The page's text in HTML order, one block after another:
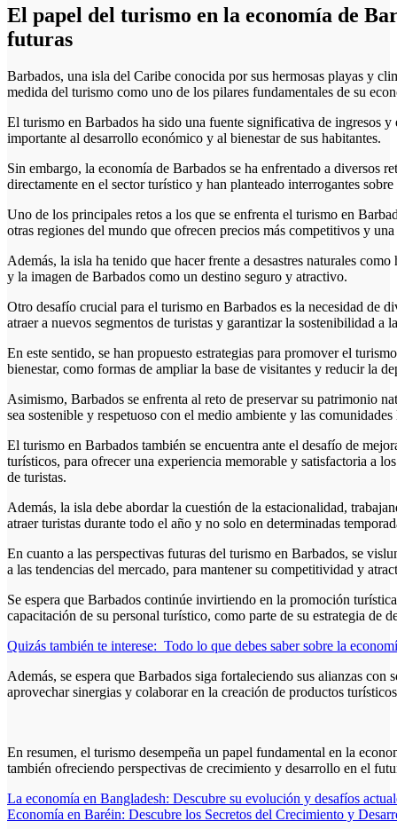
El papel del turismo en la economía de
futuras
Barbados, una isla del Caribe conocida por sus hermosas playas y
medida del turismo como uno de los pilares fundamentales de su
El turismo en Barbados ha sido una fuente significativa de ingresos
importante al desarrollo económico y al bienestar de sus habitantes.
Sin embargo, la economía de Barbados se ha enfrentado a diversos
directamente en el sector turístico y han planteado interrogantes
Uno de los principales retos a los que se enfrenta el turismo en
otras regiones del mundo que ofrecen precios más competitivos y
Además, la isla ha tenido que hacer frente a desastres naturales
y la imagen de Barbados como un destino seguro y atractivo.
Otro desafío crucial para el turismo en Barbados es la necesidad de
atraer a nuevos segmentos de turistas y garantizar la sostenibilidad a
En este sentido, se han propuesto estrategias para promover el
bienestar, como formas de ampliar la base de visitantes y reducir la
Asimismo, Barbados se enfrenta al reto de preservar su patrimonio
sea sostenible y respetuoso con el medio ambiente y las comunidades
El turismo en Barbados también se encuentra ante el desafío de
turísticos, para ofrecer una experiencia memorable y satisfactoria a
de turistas.
Además, la isla debe abordar la cuestión de la estacionalidad,
atraer turistas durante todo el año y no solo en determinadas
En cuanto a las perspectivas futuras del turismo en Barbados, se
a las tendencias del mercado, para mantener su competitividad y
Se espera que Barbados continúe invirtiendo en la promoción
capacitación de su personal turístico, como parte de su estrategia de
Quizás también te interese: Todo lo que debes saber sobre la
Además, se espera que Barbados siga fortaleciendo sus alianzas con
aprovechar sinergias y colaborar en la creación de productos
En resumen, el turismo desempeña un papel fundamental en la
también ofreciendo perspectivas de crecimiento y desarrollo en el
Navegación
La economía en Bangladesh: Descubre su evolución y desafíos
Economía en Baréin: Descubre los Secretos del Crecimiento y